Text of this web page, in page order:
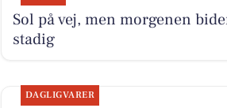
Sol på vej, men morgenen
stadig
DAGLIGVARER